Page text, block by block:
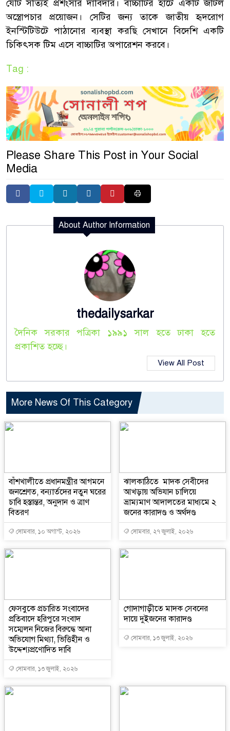
যেটি সত্যিই প্রশংসার দাবিদার। বাচ্চাটির হার্টে একটি জটিল
অস্ত্রোপচার প্রয়োজন। সেটির জন্য তাকে জাতীয় হৃদরোগ
ইনস্টিটিউটে পাঠানোর ব্যবস্থা করছি সেখানে বিদেশি একটি
চিকিৎসক টিম এসে বাচ্চাটির অপারেশন করবে।
Tag :
Please Share This Post in Your Social
Media
About Author Information
thedailysarkar
দৈনিক সরকার পত্রিকা ১৯৯১ সাল হতে ঢাকা হতে
প্রকাশিত হচ্ছে।
View All Post
More News Of This Category
বাঁশখালীতে প্রধানমন্ত্রীর আগমনে
জনশ্রুোত, বন্যার্তদের নতুন ঘরের
চাবি হস্তান্তর, অনুদান ও ত্রাণ
বিতরণ
সোমবার, ১০ অগাস্ট, ২০২৬
ঝালকাঠিতে মাদক সেবীদের
আখড়ায় অভিযান চালিয়ে
ভ্রাম্যমাণ আদালতের মাধ্যমে ২
জনের কারাদণ্ড ও অর্থদণ্ড
সোমবার, ২৭ জুলাই, ২০২৬
ফেসবুকে প্রচারিত সংবাদের
প্রতিবাদে হরিপুরে সংবাদ
সম্মেলন নিজের বিরুদ্ধে আনা
অভিযোগ মিথ্যা, ভিত্তিহীন ও
উদ্দেশ্যপ্রণোদিত দাবি
সোমবার, ১৩ জুলাই, ২০২৬
গোদাগাড়ীতে মাদক সেবনের
দায়ে দুইজনের কারাদণ্ড
সোমবার, ১৩ জুলাই, ২০২৬